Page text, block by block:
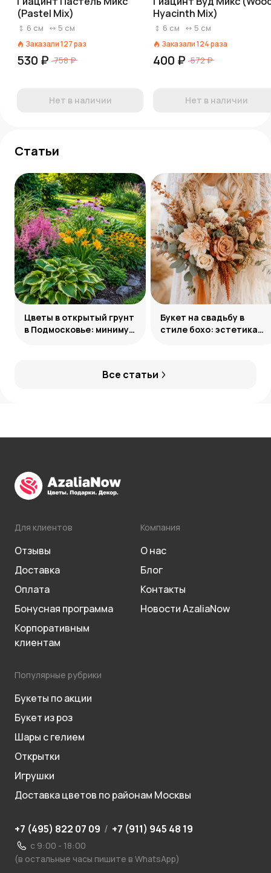
(Pastel Mix)
6 см 5 см
Заказали127раз
530 ₽ 758 ₽
Нет в наличии
Hyacinth Mix)
6 см 5 см
Заказали124раза
400 ₽ 572 ₽
Нет в наличии
Статьи
Все статьи
Цветы в открытый грунт
в Подмосковье: минимум
Букет на свадьбу в
стиле бохо: эстетика
Для клиентов
Отзывы
Доставка
Оплата
Бонусная программа
Корпоративным
клиентам
Компания
О нас
Блог
Контакты
Новости AzaliaNow
Популярные рубрики
Букеты по акции
Букет из роз
Шары с гелием
Открытки
Игрушки
Доставка цветов по районам Москвы
+7 (495) 822 07 09 / +7 (911) 945 48 19
с 9:00 - 18:00
(в остальные часы пишите в WhatsApp)